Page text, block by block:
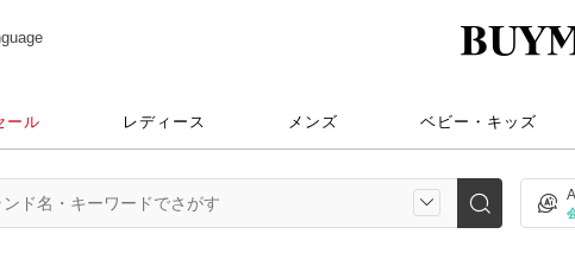
ール レディース メンズ ベビー・キッズ